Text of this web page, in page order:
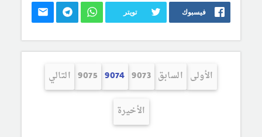
فيسبوك تويتر
الأولى السابق 9073
9074
9075 التالي
الأخيرة